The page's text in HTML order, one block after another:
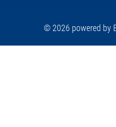
© 2026 powered by